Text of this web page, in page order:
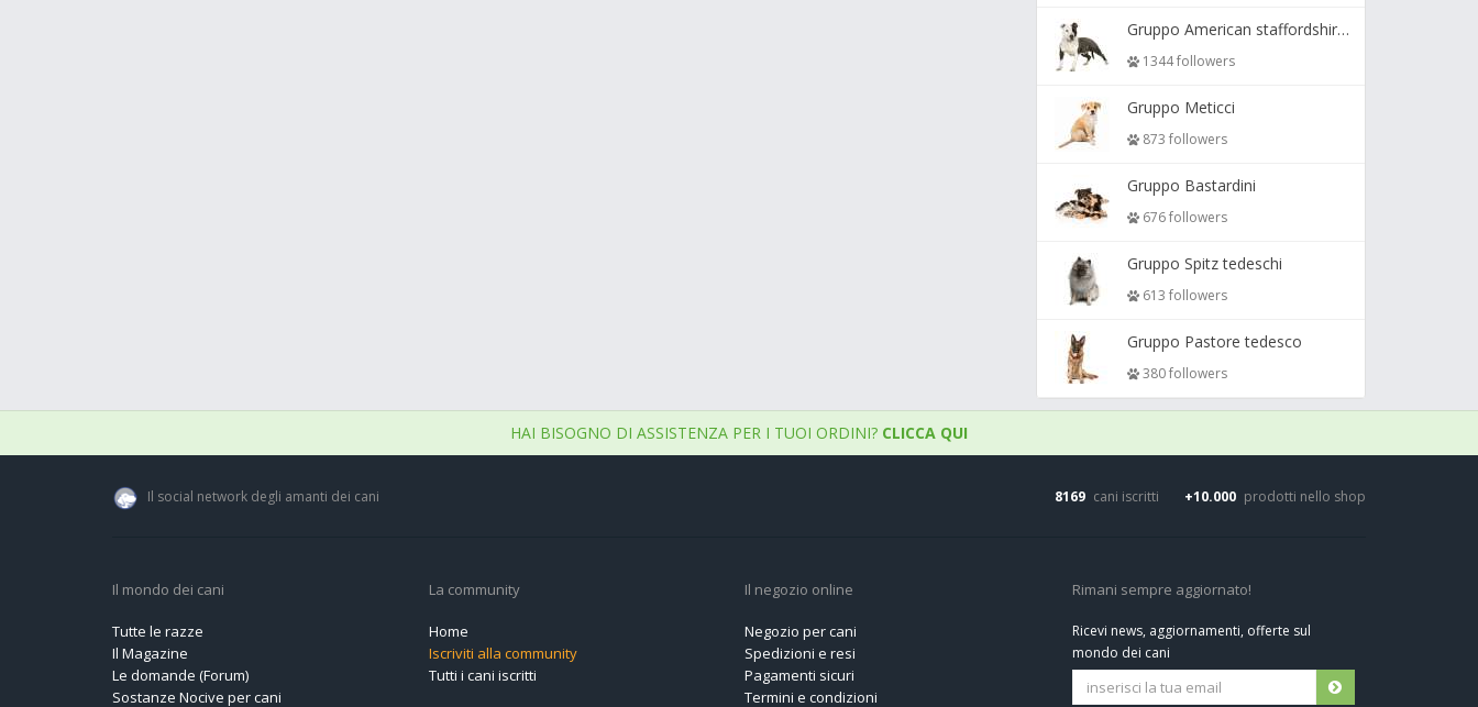
Gruppo American staffordshire terrier ( amstaff, amastaff )
1344 followers
Gruppo Meticci
873 followers
Gruppo Bastardini
676 followers
Gruppo Spitz tedeschi
613 followers
Gruppo Pastore tedesco
380 followers
HAI BISOGNO DI ASSISTENZA PER I TUOI ORDINI? CLICCA QUI
Il social network degli amanti dei cani 8169 cani iscritti +10.000 prodotti nello shop
Il mondo dei cani
Tutte le razze
Il Magazine
Le domande (Forum)
Sostanze Nocive per cani
La community
Home
Iscriviti alla community
Tutti i cani iscritti
Il negozio online
Negozio per cani
Spedizioni e resi
Pagamenti sicuri
Termini e condizioni
Rimani sempre aggiornato!
Ricevi news, aggiornamenti, offerte sul
mondo dei cani